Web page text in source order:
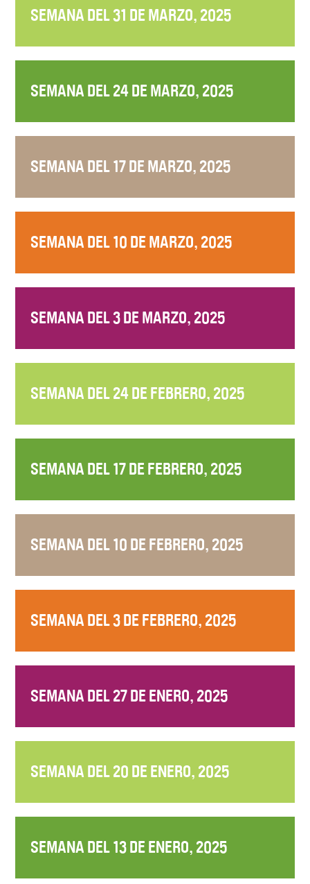
SEMANA DEL 31 DE MARZO, 2025
SEMANA DEL 24 DE MARZO, 2025
SEMANA DEL 17 DE MARZO, 2025
SEMANA DEL 10 DE MARZO, 2025
SEMANA DEL 3 DE MARZO, 2025
SEMANA DEL 24 DE FEBRERO, 2025
SEMANA DEL 17 DE FEBRERO, 2025
SEMANA DEL 10 DE FEBRERO, 2025
SEMANA DEL 3 DE FEBRERO, 2025
SEMANA DEL 27 DE ENERO, 2025
SEMANA DEL 20 DE ENERO, 2025
SEMANA DEL 13 DE ENERO, 2025